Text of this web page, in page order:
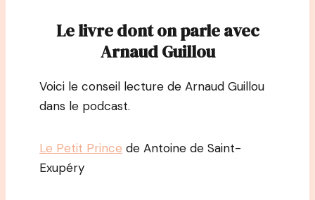
Le livre dont on parle avec
Arnaud Guillou
Voici le conseil lecture de Arnaud Guillou
dans le podcast.
Le Petit Prince de Antoine de Saint-
Exupéry